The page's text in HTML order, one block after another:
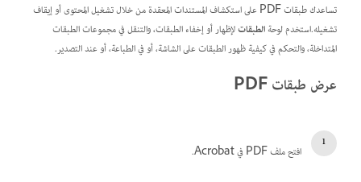
تساعدك طبقات PDF على استكشاف المستندات المعقدة من خلال تشغيل المحتوى أو إيقاف
تشغيله.استخدم لوحةالطبقاتلإظهار أو إخفاء الطبقات، والتنقل في مجموعات الطبقات
المتداخلة، والتحكم في كيفية ظهور الطبقات على الشاشة، أو في الطباعة، أو عند التصدير.
عرض طبقات PDF
افتح ملف PDF في Acrobat.